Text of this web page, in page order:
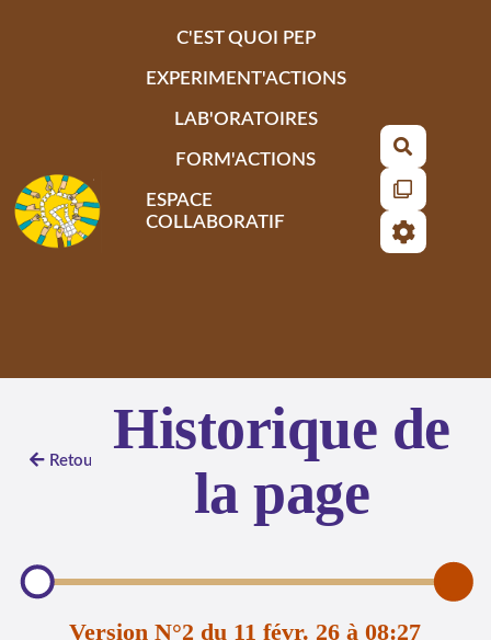
C'EST QUOI PEP
EXPERIMENT'ACTIONS
LAB'ORATOIRES
FORM'ACTIONS
ESPACE
COLLABORATIF
Retour
Historique de
la page
Version N°2 du 11 févr. 26 à 08:27